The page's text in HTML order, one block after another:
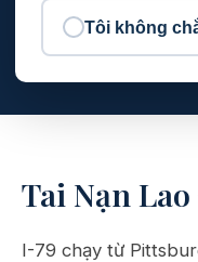
Tôi không
Tai Nạn
I-79 chạy từ